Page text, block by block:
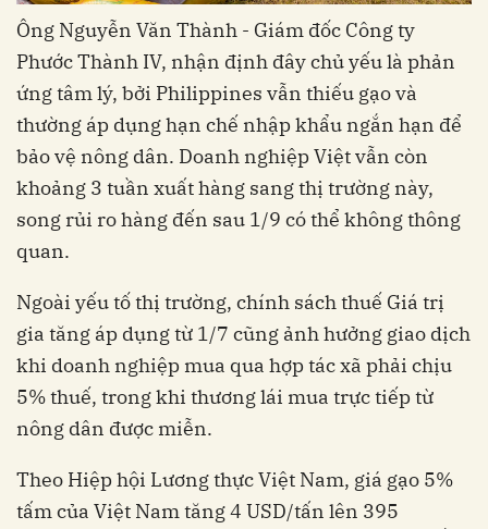
Ông Nguyễn Văn Thành - Giám đốc Công ty
Phước Thành IV, nhận định đây chủ yếu là phản
ứng tâm lý, bởi Philippines vẫn thiếu gạo và
thường áp dụng hạn chế nhập khẩu ngắn hạn để
bảo vệ nông dân. Doanh nghiệp Việt vẫn còn
khoảng 3 tuần xuất hàng sang thị trường này,
song rủi ro hàng đến sau 1/9 có thể không thông
quan.
Ngoài yếu tố thị trường, chính sách thuế Giá trị
gia tăng áp dụng từ 1/7 cũng ảnh hưởng giao dịch
khi doanh nghiệp mua qua hợp tác xã phải chịu
5% thuế, trong khi thương lái mua trực tiếp từ
nông dân được miễn.
Theo Hiệp hội Lương thực Việt Nam, giá gạo 5%
tấm của Việt Nam tăng 4 USD/tấn lên 395